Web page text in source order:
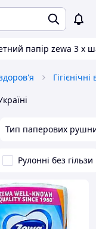
папір zewa 3 х
Тип паперових
Рулонні без гільзи